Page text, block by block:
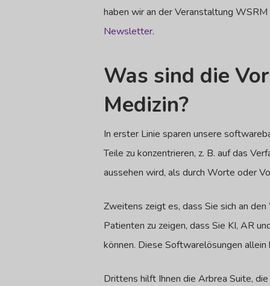
haben wir an der Veranstaltung
Newsletter.
Was sind die
Medizin?
In erster Linie sparen unsere
Teile zu konzentrieren, z. B. auf das
aussehen wird, als durch Worte oder
Zweitens zeigt es, dass Sie sich an
Patienten zu zeigen, dass Sie KI, AR
können. Diese Softwarelösungen allein
Drittens hilft Ihnen die Arbrea Suite,